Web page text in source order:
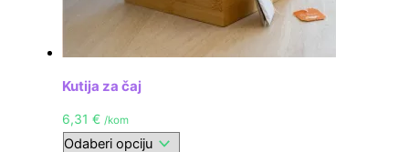
Kutija za čaj
6,31 € /kom